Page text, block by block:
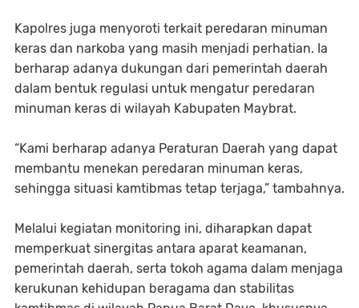
Kapolres juga menyoroti terkait peredaran minuman
keras dan narkoba yang masih menjadi perhatian. Ia
berharap adanya dukungan dari pemerintah daerah
dalam bentuk regulasi untuk mengatur peredaran
minuman keras di wilayah Kabupaten Maybrat.
“Kami berharap adanya Peraturan Daerah yang dapat
membantu menekan peredaran minuman keras,
sehingga situasi kamtibmas tetap terjaga,” tambahnya.
Melalui kegiatan monitoring ini, diharapkan dapat
memperkuat sinergitas antara aparat keamanan,
pemerintah daerah, serta tokoh agama dalam menjaga
kerukunan kehidupan beragama dan stabilitas